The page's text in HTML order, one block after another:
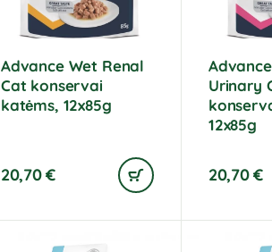
Advance Wet Renal
Cat konservai
katėms, 12x85g
20,70€
Urinary
12x85g
20,70€